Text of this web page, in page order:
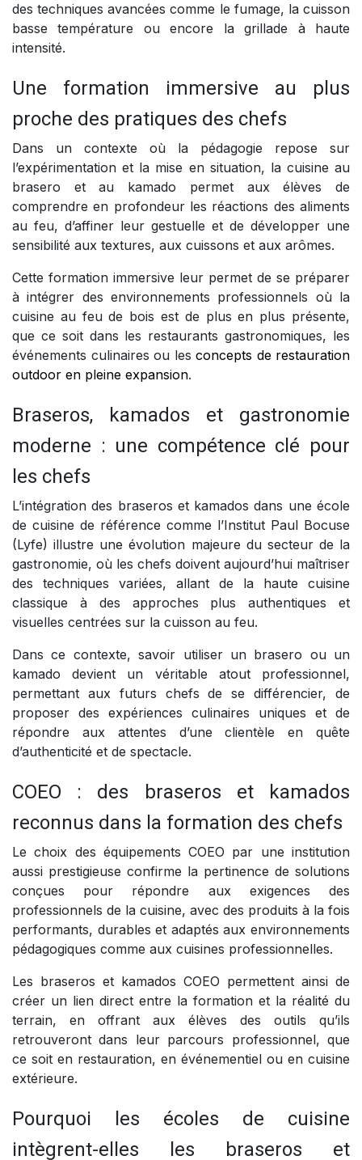
des techniques avancées comme le fumage, la cuisson
basse température ou encore la grillade à haute
intensité.
Une formation immersive au plus
proche des pratiques des chefs
Dans un contexte où la pédagogie repose sur
l’expérimentation et la mise en situation, la cuisine au
brasero et au kamado permet aux élèves de
comprendre en profondeur les réactions des aliments
au feu, d’affiner leur gestuelle et de développer une
sensibilité aux textures, aux cuissons et aux arômes.
Cette formation immersive leur permet de se préparer
à intégrer des environnements professionnels où la
cuisine au feu de bois est de plus en plus présente,
que ce soit dans les restaurants gastronomiques, les
événements culinaires ou les concepts de restauration
outdoor en pleine expansion.
Braseros, kamados et gastronomie
moderne : une compétence clé pour
les chefs
L’intégration des braseros et kamados dans une école
de cuisine de référence comme l’Institut Paul Bocuse
(Lyfe) illustre une évolution majeure du secteur de la
gastronomie, où les chefs doivent aujourd’hui maîtriser
des techniques variées, allant de la haute cuisine
classique à des approches plus authentiques et
visuelles centrées sur la cuisson au feu.
Dans ce contexte, savoir utiliser un brasero ou un
kamado devient un véritable atout professionnel,
permettant aux futurs chefs de se différencier, de
proposer des expériences culinaires uniques et de
répondre aux attentes d’une clientèle en quête
d’authenticité et de spectacle.
COEO : des braseros et kamados
reconnus dans la formation des chefs
Le choix des équipements COEO par une institution
aussi prestigieuse confirme la pertinence de solutions
conçues pour répondre aux exigences des
professionnels de la cuisine, avec des produits à la fois
performants, durables et adaptés aux environnements
pédagogiques comme aux cuisines professionnelles.
Les braseros et kamados COEO permettent ainsi de
créer un lien direct entre la formation et la réalité du
terrain, en offrant aux élèves des outils qu’ils
retrouveront dans leur parcours professionnel, que
ce soit en restauration, en événementiel ou en cuisine
extérieure.
Pourquoi les écoles de cuisine
intègrent-elles les braseros et